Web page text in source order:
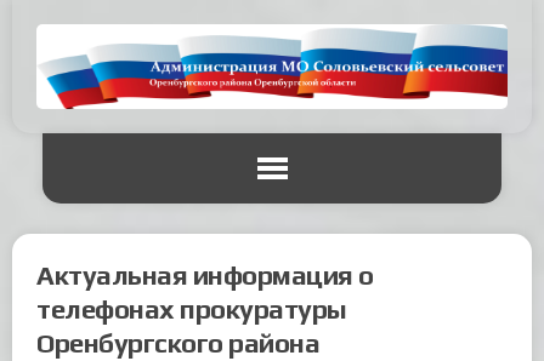
Актуальная информация о
телефонах прокуратуры
Оренбургского района